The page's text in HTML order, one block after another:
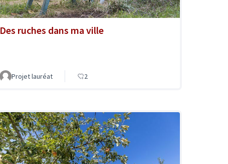
Des ruches dans ma ville
Projet lauréat 2